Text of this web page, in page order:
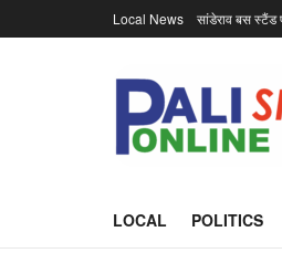
Local News सांडेराव बस स्टैंड
LOCAL POLITICS